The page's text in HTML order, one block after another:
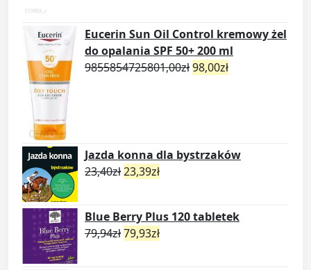
Eucerin Sun Oil Control kremowy żel
do opalania SPF 50+ 200 ml
9855854725801,00zł98,00zł
Jazda konna dla bystrzaków
23,40zł23,39zł
Blue Berry Plus 120 tabletek
79,94zł79,93zł